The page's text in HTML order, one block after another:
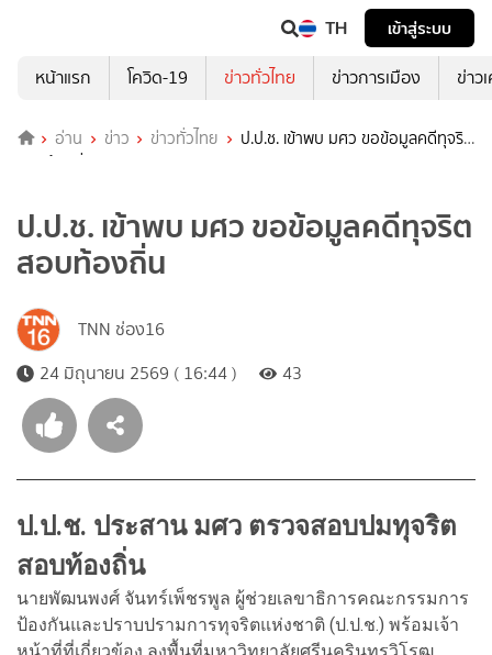
TH
เข้าสู่ระบบ
หน้าแรก
โควิด-19 ข่าวทั่วไทย ข่าวการเมือง ข่าว
อ่าน ข่าว ข่าวทั่วไทย
ป.ป.ช. เข้าพบ มศว ขอข้อมูลคดีทุจริต
สอบท้องถิ่น
ป.ป.ช. เข้าพบ มศว ขอข้อมูลคดีทุจริต
สอบท้องถิ่น
TNN ช่อง16
24 มิถุนายน 2569 ( 16:44 )
43
ป.ป.ช. ประสาน มศว ตรวจสอบปมทุจริต
สอบท้องถิ่น
นายพัฒนพงศ์ จันทร์เพ็ชรพูล ผู้ช่วยเลขาธิการคณะกรรมการ
ป้องกันและปราบปรามการทุจริตแห่งชาติ (ป.ป.ช.) พร้อมเจ้า